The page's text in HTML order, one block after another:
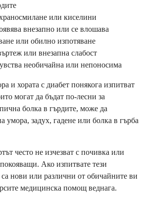
или киселини
внезапно или се влошава
или обилно изпотяване
или внезапна слабост
необичайна или непоносима
и хората с диабет понякога изпитват
могат да бъдат по-лесни за
болка в гърдите, може да
умора, задух, гадене или болка в гърба
често не изчезват с почивка или
Ако изпитвате тези
нови или различни от обичайните ви
медицинска помощ веднага.